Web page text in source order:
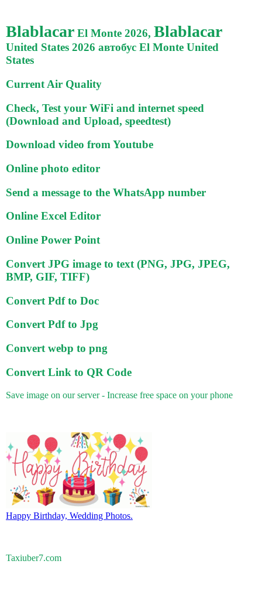
Blablacar El Monte 2026, Blablacar
United States 2026 автобус El Monte United
States
Current Air Quality
Check, Test your WiFi and internet speed
(Download and Upload, speedtest)
Download video from Youtube
Online photo editor
Send a message to the WhatsApp number
Online Excel Editor
Online Power Point
Convert JPG image to text (PNG, JPG, JPEG,
BMP, GIF, TIFF)
Convert Pdf to Doc
Convert Pdf to Jpg
Convert webp to png
Convert Link to QR Code
Save image on our server - Increase free space on your phone
Happy Birthday, Wedding Photos.
Taxiuber7.com